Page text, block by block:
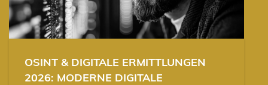
OSINT & DIGITALE ERMITTLUNGEN
2026: MODERNE DIGITALE